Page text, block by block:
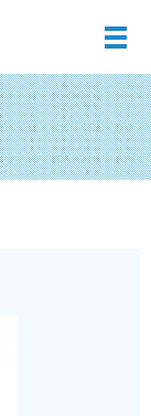
メ